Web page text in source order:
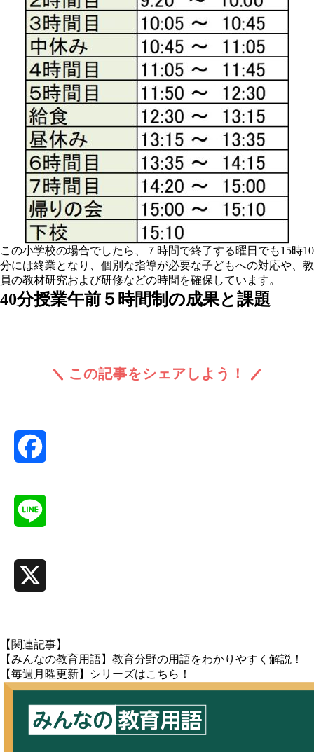
この小学校の場合でしたら、７時間で終了する曜日でも15時10
分には終業となり、個別な指導が必要な子どもへの対応や、教
員の教材研究および研修などの時間を確保しています。
40分授業午前５時間制の成果と課題
この記事をシェアしよう！
【関連記事】
【みんなの教育用語】教育分野の用語をわかりやすく解説！
【毎週月曜更新】シリーズはこちら！